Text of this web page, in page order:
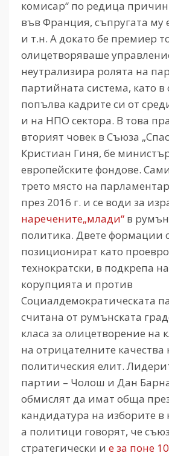
комисар“ по редица
във Франция, съпругата му
и т.н. А докато бе премиер
олицетворяваше
неутрализира ролята на
партийната система, като
попълва кадрите си от
и на НПО сектора. В това
вторият човек в Съюза
Кристиан Гиня, бе
европейските фондове.
трето място на
през 2016 г. и се води за
наречените„млади“ в
политика. Двете формации
позиционират като
технократски, в подкрепа
корупцията и против
Социалдемократическата
считана от румънската
класа за олицетворение на
на отрицателните качества
политическия елит.
партии – Чолош и Дан
обмислят да имат обща
кандидатура на изборите в
а политици говорят, че
стратегически и е за поне